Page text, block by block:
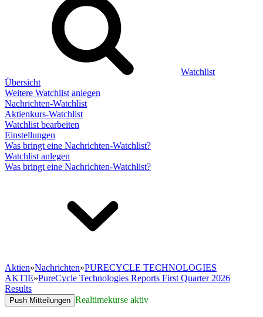
Watchlist
Übersicht
Weitere Watchlist anlegen
Nachrichten-Watchlist
Aktienkurs-Watchlist
Watchlist bearbeiten
Einstellungen
Was bringt eine Nachrichten-Watchlist?
Watchlist anlegen
Was bringt eine Nachrichten-Watchlist?
Aktien»Nachrichten»PURECYCLE TECHNOLOGIES
AKTIE»PureCycle Technologies Reports First Quarter 2026
Results
Push Mitteilungen Realtimekurse aktiv